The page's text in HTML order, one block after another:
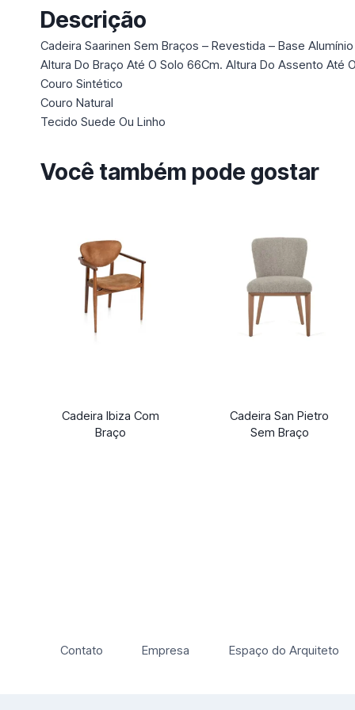
Descrição
Cadeira Saarinen Sem Braços – Revestida – Base
Altura Do Braço Até O Solo 66Cm. Altura Do Assento Até
Couro Sintético
Couro Natural
Tecido Suede Ou Linho
Você também pode gostar
Cadeira Ibiza Com
Braço
Cadeira San Pietro
Sem Braço
Contato Empresa Espaço do Arquiteto